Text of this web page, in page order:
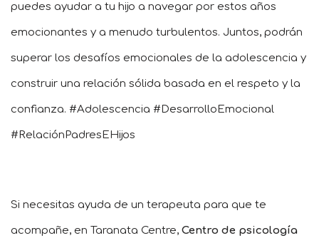
puedes ayudar a tu hijo a navegar por estos años
emocionantes y a menudo turbulentos. Juntos, podrán
superar los desafíos emocionales de la adolescencia y
construir una relación sólida basada en el respeto y la
confianza. #Adolescencia #DesarrolloEmocional
#RelaciónPadresEHijos
Si necesitas ayuda de un terapeuta para que te
acompañe, en Taranata Centre, Centro de psicología